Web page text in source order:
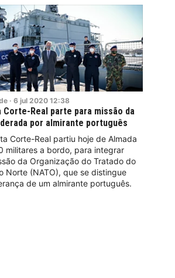
· 6 jul 2020 12:38
Corte-Real parte para missão da
por almirante português
Corte-Real partiu hoje de Almada
militares a bordo, para integrar
da Organização do Tratado do
Norte (NATO), que se distingue
de um almirante português.